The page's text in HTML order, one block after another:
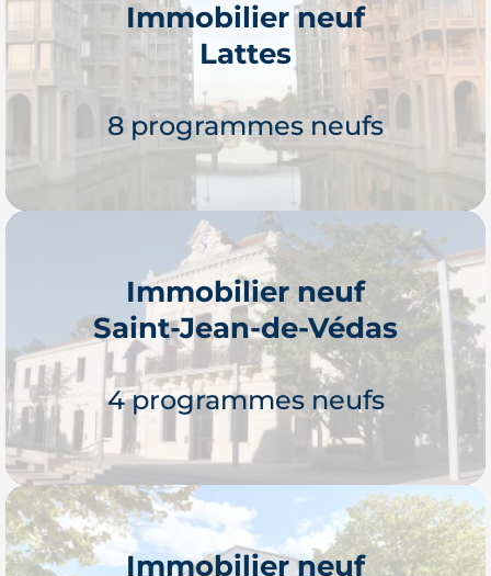
Je découvre
Immobilier neuf
Lattes
8 programmes neufs
Je découvre
Immobilier neuf
Saint-Jean-de-Védas
4 programmes neufs
Immobilier neuf